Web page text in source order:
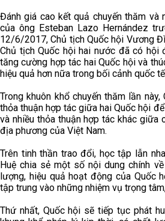
Đánh giá cao kết quả chuyến thăm và
của ông Esteban Lazo Hernández
12/6/2017, Chủ tịch Quốc hội Vương
Chủ tịch Quốc hội hai nước đã có hội
tăng cường hợp tác hai Quốc hội và
hiệu quả hơn nữa trong bối cảnh quốc
Trong khuôn khổ chuyến thăm lần
thỏa thuận hợp tác giữa hai Quốc hội
và nhiều thỏa thuận hợp tác khác giữa
địa phương của Việt Nam.
Trên tinh thần trao đổi, học tập lẫn
Huệ chia sẻ một số nội dung chính
lượng, hiệu quả hoạt động của Quốc
tập trung vào những nhiệm vụ trọng
Thứ nhất, Quốc hội sẽ tiếp tục phát